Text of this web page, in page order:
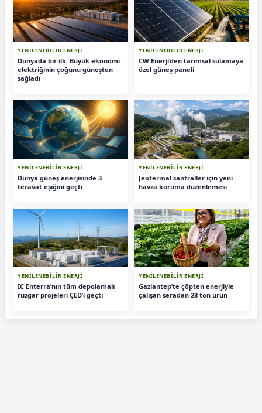
YENİLENEBİLİR ENERJİ
Dünyada bir ilk: Büyük ekonomi
elektriğinin çoğunu güneşten
sağladı
YENİLENEBİLİR ENERJİ
CW Enerji’den tarımsal sulamaya
özel güneş paneli
YENİLENEBİLİR ENERJİ
Dünya güneş enerjisinde 3
teravat eşiğini geçti
YENİLENEBİLİR ENERJİ
Jeotermal santraller için yeni
havza koruma düzenlemesi
YENİLENEBİLİR ENERJİ
IC Enterra’nın tüm depolamalı
rüzgar projeleri ÇED’i geçti
YENİLENEBİLİR ENERJİ
Gaziantep’te çöpten enerjiyle
çalışan seradan 28 ton ürün